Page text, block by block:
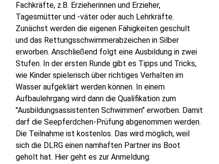
Fachkräfte, z.B. Erzieherinnen und Erzieher,
Tagesmütter und -väter oder auch Lehrkräfte.
Zunächst werden die eigenen Fähigkeiten geschult
und das Rettungsschwimmerabzeichen in Silber
erworben. Anschließend folgt eine Ausbildung in zwei
Stufen. In der ersten Runde gibt es Tipps und Tricks,
wie Kinder spielerisch über richtiges Verhalten im
Wasser aufgeklärt werden können. In einem
Aufbaulehrgang wird dann die Qualifikation zum
"Ausbildungsassistenten Schwimmen" erworben. Damit
darf die Seepferdchen-Prüfung abgenommen werden.
Die Teilnahme ist kostenlos. Das wird möglich, weil
sich die DLRG einen namhaften Partner ins Boot
geholt hat. Hier geht es zur Anmeldung: